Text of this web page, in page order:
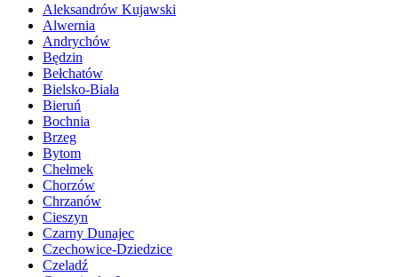
Aleksandrów Kujawski
Alwernia
Andrychów
Będzin
Bełchatów
Bielsko-Biała
Bieruń
Bochnia
Brzeg
Bytom
Chełmek
Chorzów
Chrzanów
Cieszyn
Czarny Dunajec
Czechowice-Dziedzice
Czeladź